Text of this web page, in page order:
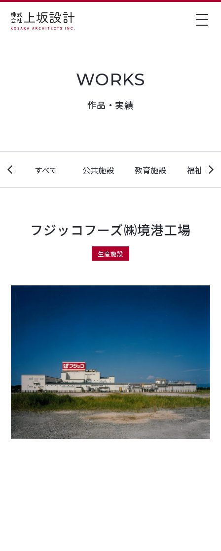
作品・実績
すべて 公共施設 教育施設 福祉施設
フジッコフーズ㈱境港工場
生産施設